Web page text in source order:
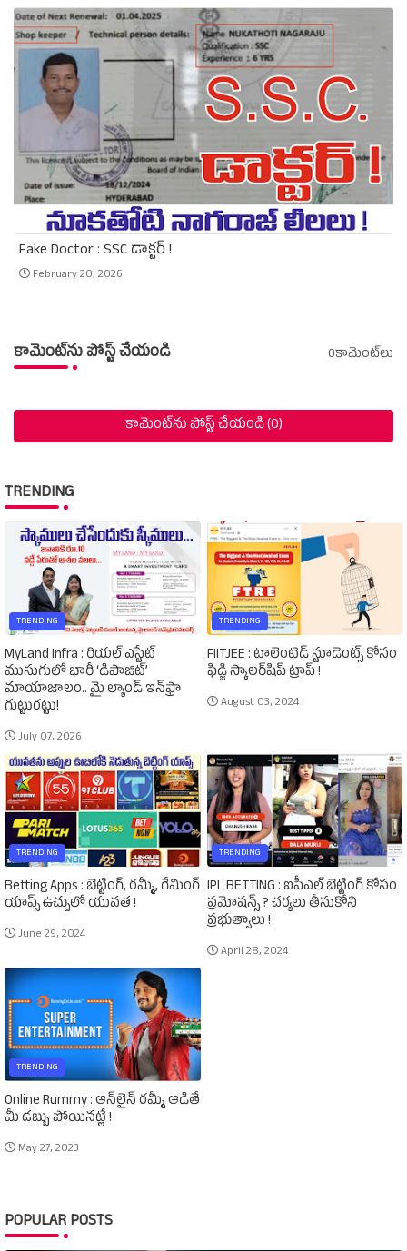
Fake Doctor : SSC డాక్టర్ !
February 20, 2026
కామెంట్‌ను పోస్ట్ చేయండి 0కామెంట్‌లు
కామెంట్‌ను పోస్ట్ చేయండి (0)
TRENDING
TRENDING
MyLand Infra : రియల్ ఎస్టేట్
ముసుగులో భారీ ‘డిపాజిట్’
మాయాజాలం.. మై ల్యాండ్ ఇన్‌ఫ్రా
గుట్టురట్టు!
July 07, 2026
TRENDING
FIITJEE : టాలెంటెడ్‌ స్టూడెంట్స్‌ కోసం
ఫిడ్జి స్కాలర్‌షిప్‌ ట్రాప్‌ !
August 03, 2024
TRENDING
Betting Apps : బెట్టింగ్‌, రమ్మీ, గేమింగ్‌
యాప్స్‌ ఉచ్చులో యువత !
June 29, 2024
TRENDING
IPL BETTING : ఐపీఎల్‌ బెట్టింగ్‌ కోసం
ప్రమోషన్స్‌ ? చర్యలు తీసుకోని
ప్రభుత్వాలు !
April 28, 2024
TRENDING
Online Rummy : ఆన్‌లైన్‌ రమ్మీ ఆడితే
మీ డబ్బు పోయినట్లే !
May 27, 2023
POPULAR POSTS